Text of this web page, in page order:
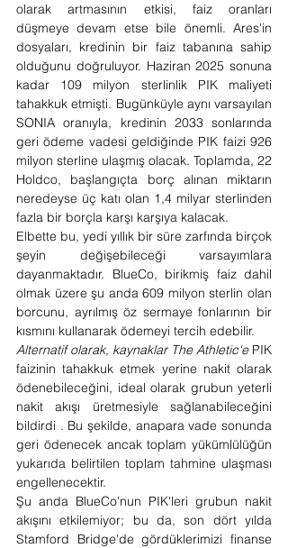
olarak artmasının etkisi, faiz oranları
düşmeye devam etse bile önemli. Ares'in
dosyaları, kredinin bir faiz tabanına sahip
olduğunu doğruluyor. Haziran 2025 sonuna
kadar 109 milyon sterlinlik PIK maliyeti
tahakkuk etmişti. Bugünküyle aynı varsayılan
SONIA oranıyla, kredinin 2033 sonlarında
geri ödeme vadesi geldiğinde PIK faizi 926
milyon sterline ulaşmış olacak. Toplamda, 22
Holdco, başlangıçta borç alınan miktarın
neredeyse üç katı olan 1,4 milyar sterlinden
fazla bir borçla karşı karşıya kalacak.
Elbette bu, yedi yıllık bir süre zarfında birçok
şeyin değişebileceği varsayımlara
dayanmaktadır. BlueCo, birikmiş faiz dahil
olmak üzere şu anda 609 milyon sterlin olan
borcunu, ayrılmış öz sermaye fonlarının bir
kısmını kullanarak ödemeyi tercih edebilir.
Alternatif olarak, kaynaklar The Athletic'e PIK
faizinin tahakkuk etmek yerine nakit olarak
ödenebileceğini, ideal olarak grubun yeterli
nakit akışı üretmesiyle sağlanabileceğini
bildirdi . Bu şekilde, anapara vade sonunda
geri ödenecek ancak toplam yükümlülüğün
yukarıda belirtilen toplam tahmine ulaşması
engellenecektir.
Şu anda BlueCo'nun PIK'leri grubun nakit
akışını etkilemiyor; bu da, son dört yılda
Stamford Bridge'de gördüklerimizi finanse